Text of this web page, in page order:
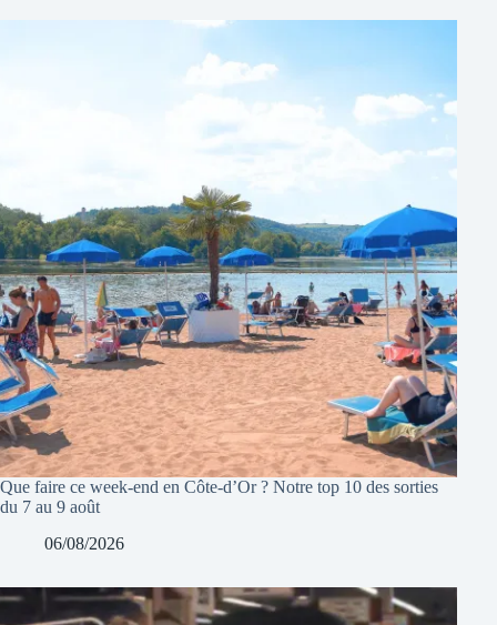
Que faire ce week-end en Côte-d’Or ? Notre top 10 des sorties
du 7 au 9 août
06/08/2026